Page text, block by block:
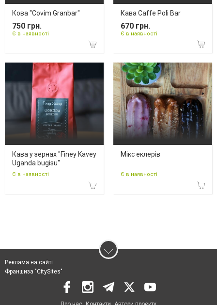
Кова "Covim Granbar"
750 грн.
Є в наявності
Кава Caffe Poli Bar
670 грн.
Є в наявності
Кава у зернах "Finey Kavey
Uganda bugisu"
Є в наявності
Мікс еклерів
Є в наявності
Реклама на сайті
Франшиза "CitySites"